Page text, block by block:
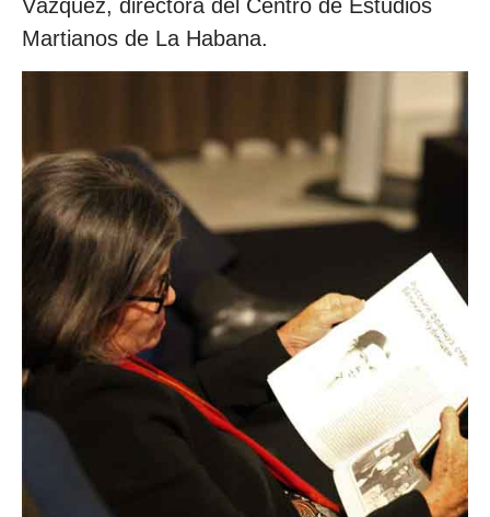
Vázquez, directora del Centro de Estudios
Martianos de La Habana.